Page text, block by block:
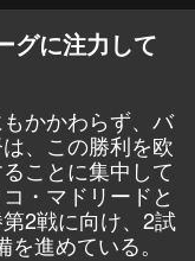
グに注力して
かかわらず、バ
、この勝利を欧
ことに集中して
・マドリードと
2戦に向け、2試
進めている。